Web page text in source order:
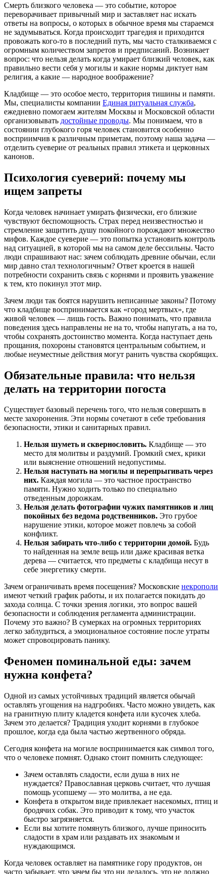
Смерть близкого человека — это событие, которое
переворачивает привычный мир и заставляет нас искать
ответы на вопросы, о которых в обычное время мы стараемся
не задумываться. Когда происходит трагедия и приходится
провожать кого-то в последний путь, мы часто сталкиваемся с
огромным количеством запретов и предписаний. Возникает
вопрос: что нельзя делать когда умирает близкий человек, как
правильно вести себя у могилы и какие нормы диктует нам
религия, а какие — народное воображение?
Кладбище — это особое место, территория тишины и памяти.
Мы, специалисты компании Единая ритуальная служба,
ежедневно помогаем жителям Москвы и Московской области
организовывать достойные проводы. Мы понимаем, что в
состоянии глубокого горя человек становится особенно
восприимчив к различным приметам, поэтому наша задача —
отделить суеверие от реальных правил этикета и церковных
канонов.
Психология суеверий: почему мы
ищем запреты
Когда человек начинает умирать физически, его близкие
чувствуют беспомощность. Страх перед неизвестностью и
стремление защитить душу покойного порождают множество
мифов. Каждое суеверие — это попытка установить контроль
над ситуацией, в которой мы на самом деле бессильны. Часто
люди спрашивают нас: зачем соблюдать древние обычаи, если
мир давно стал технологичным? Ответ кроется в нашей
потребности сохранить связь с корнями и проявить уважение
к тем, кто покинул этот мир.
Зачем люди так боятся нарушить неписанные законы? Потому
что кладбище воспринимается как «город мертвых», где
живой человек — лишь гость. Важно понимать, что правила
поведения здесь направлены не на то, чтобы напугать, а на то,
чтобы сохранять достоинство момента. Когда наступает день
прощания, похороны становятся центральным событием, и
любые неуместные действия могут ранить чувства скорбящих.
Обязательные правила: что нельзя
делать на территории погоста
Существует базовый перечень того, что нельзя совершать в
месте захоронения. Эти нормы сочетают в себе требования
безопасности, этики и санитарных правил.
Нельзя шуметь и сквернословить. Кладбище — это
место для молитвы и раздумий. Громкий смех, крики
или выяснение отношений недопустимы.
Нельзя наступать на могилы и перепрыгивать через
них. Каждая могила — это частное пространство
памяти. Нужно ходить только по специально
отведенным дорожкам.
Нельзя делать фотографии чужих памятников и лиц
покойных без ведома родственников. Это грубое
нарушение этики, которое может повлечь за собой
конфликт.
Нельзя забирать что-либо с территории домой. Будь
то найденная на земле вещь или даже красивая ветка
дерева — считается, что предметы с кладбища несут в
себе энергетику смерти.
Зачем ограничивать время посещения? Московские некрополи
имеют четкий график работы, и их полагается покидать до
захода солнца. С точки зрения логики, это вопрос вашей
безопасности и соблюдения регламента администрации.
Почему это важно? В сумерках на огромных территориях
легко заблудиться, а эмоциональное состояние после утраты
может спровоцировать панику.
Феномен поминальной еды: зачем
нужна конфета?
Одной из самых устойчивых традиций является обычай
оставлять угощения на надгробиях. Часто можно увидеть, как
на гранитную плиту кладется конфета или кусочек хлеба.
Зачем это делается? Традиция уходит корнями в глубокое
прошлое, когда еда была частью жертвенного обряда.
Сегодня конфета на могиле воспринимается как символ того,
что о человеке помнят. Однако стоит помнить следующее:
Зачем оставлять сладости, если душа в них не
нуждается? Православная церковь считает, что лучшая
помощь усопшему — это молитва, а не еда.
Конфета в открытом виде привлекает насекомых, птиц и
бродячих собак. Это приводит к тому, что участок
быстро загрязняется.
Если вы хотите помянуть близкого, лучше приносить
сладости в храм или раздавать их знакомым и
нуждающимся.
Когда человек оставляет на памятнике гору продуктов, он
часто забывает, что зачем бы это ни делалось, это не должно